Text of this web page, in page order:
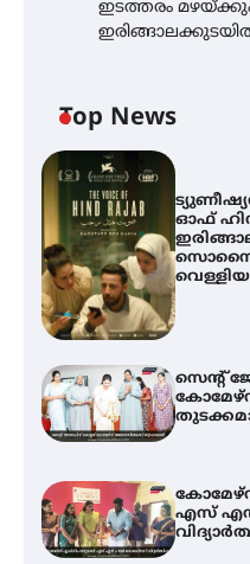
ഇടത്തരം
ഇരിങ്ങാലക്കുടയിൽ
Top News
ഓഫ്
സെന്റ്
എസ്